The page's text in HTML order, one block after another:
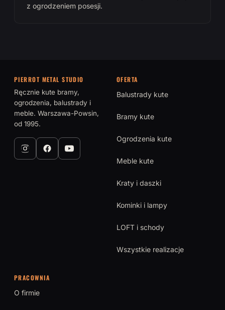
z ogrodzeniem posesji.
PIERROT METAL STUDIO
Ręcznie kute bramy,
ogrodzenia, balustrady i
meble. Warszawa-Powsin,
od 1995.
OFERTA
Balustrady kute
Bramy kute
Ogrodzenia kute
Meble kute
Kraty i daszki
Kominki i lampy
LOFT i schody
Wszystkie realizacje
PRACOWNIA
O firmie